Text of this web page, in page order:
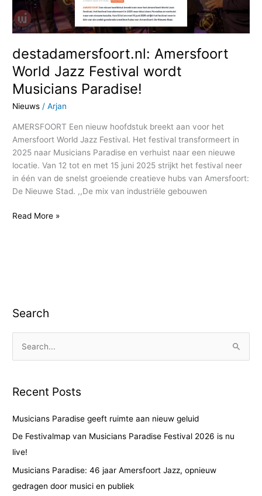
destadamersfoort.nl: Amersfoort
World Jazz Festival wordt
Musicians Paradise!
Nieuws /Arjan
AMERSFOORT Een nieuw hoofdstuk breekt aan voor het
Amersfoort World Jazz Festival. Het festival transformeert in
2025 naar Musicians Paradise en verhuist naar een nieuwe
locatie. Van 12 tot en met 15 juni 2025 strijkt het festival neer
in één van de snelst groeiende creatieve hubs van Amersfoort:
De Nieuwe Stad. ,,De mix van industriële gebouwen
Paradise!
Read More »
Search
r
r
:
Recent Posts
Musicians Paradise geeft ruimte aan nieuw geluid
De Festivalmap van Musicians Paradise Festival 2026 is nu
live!
Musicians Paradise: 46 jaar Amersfoort Jazz, opnieuw
gedragen door musici en publiek